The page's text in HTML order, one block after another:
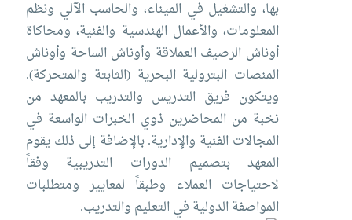
بها، والتشغيل في الميناء، والحاسب الآلي ونظم
المعلومات، والأعمال الهندسية والفنية، ومحاكاة
أوناش الرصيف العملاقة وأوناش الساحة وأوناش
المنصات البترولية البحرية (الثابتة والمتحركة).
ويتكون فريق التدريس والتدريب بالمعهد من
نخبة من المحاضرين ذوي الخبرات الواسعة في
المجالات الفنية والإدارية. بالإضافة إلى ذلك يقوم
المعهد بتصميم الدورات التدريبية وفقاً
لاحتياجات العملاء وطبقاً لمعايير ومتطلبات
المواصفة الدولية في التعليم والتدريب.